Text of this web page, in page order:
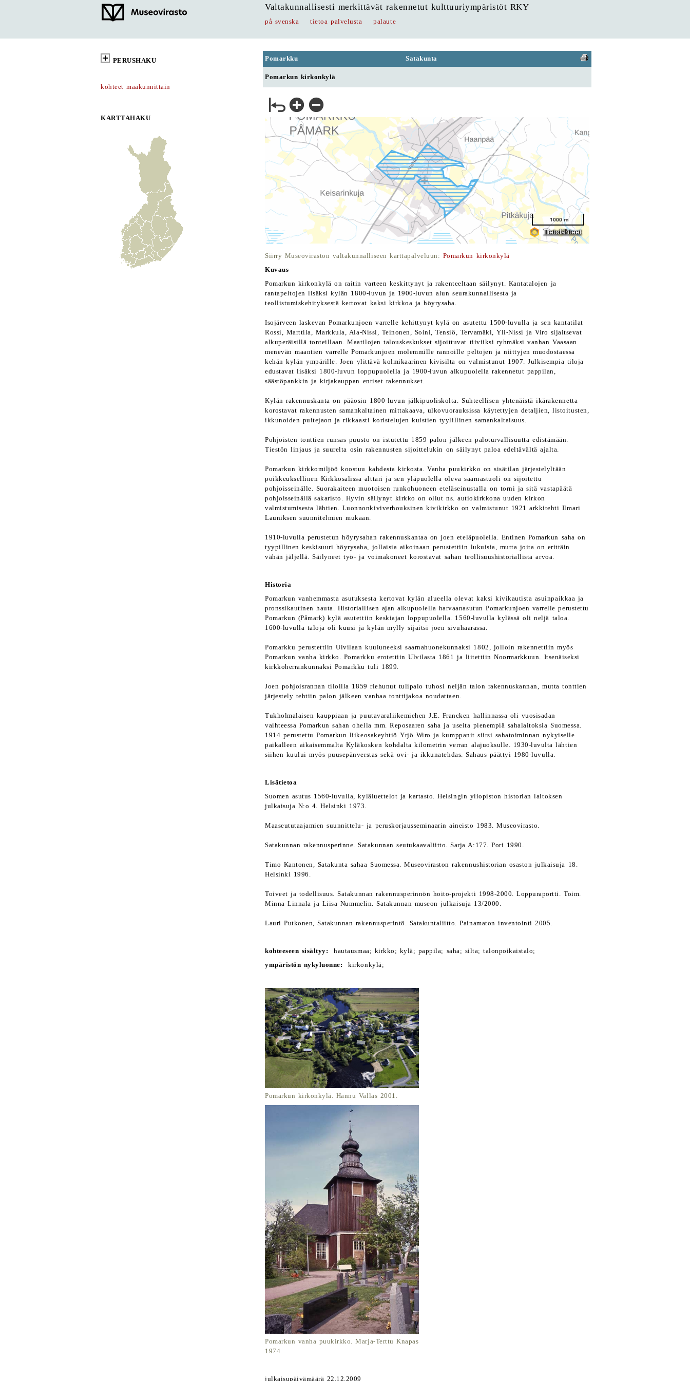
Valtakunnallisesti merkittävät rakennetut kulttuuriympäristöt RKY
på svenska tietoa palvelusta palaute
PERUSHAKU
kohteet maakunnittain
KARTTAHAKU
Pomarkku Satakunta
Pomarkun kirkonkylä
Siirry Museoviraston valtakunnalliseen karttapalveluun: Pomarkun kirkonkylä
Kuvaus
Pomarkun kirkonkylä on raitin varteen keskittynyt ja rakenteeltaan säilynyt. Kantatalojen ja
rantapeltojen lisäksi kylän 1800-luvun ja 1900-luvun alun seurakunnallisesta ja
teollistumiskehityksestä kertovat kaksi kirkkoa ja höyrysaha.
Isojärveen laskevan Pomarkunjoen varrelle kehittynyt kylä on asutettu 1500-luvulla ja sen kantatilat
Rossi, Marttila, Markkula, Ala-Nissi, Teinonen, Soini, Tensiö, Tervamäki, Yli-Nissi ja Viro sijaitsevat
alkuperäisillä tonteillaan. Maatilojen talouskeskukset sijoittuvat tiiviiksi ryhmäksi vanhan Vaasaan
menevän maantien varrelle Pomarkunjoen molemmille rannoille peltojen ja niittyjen muodostaessa
kehän kylän ympärille. Joen ylittävä kolmikaarinen kivisilta on valmistunut 1907. Julkisempia tiloja
edustavat lisäksi 1800-luvun loppupuolella ja 1900-luvun alkupuolella rakennetut pappilan,
säästöpankkin ja kirjakauppan entiset rakennukset.
Kylän rakennuskanta on pääosin 1800-luvun jälkipuoliskolta. Suhteellisen yhtenäistä ikärakennetta
korostavat rakennusten samankaltainen mittakaava, ulkovuorauksissa käytettyjen detaljien, listoitusten,
ikkunoiden puitejaon ja rikkaasti koristelujen kuistien tyylillinen samankaltaisuus.
Pohjoisten tonttien runsas puusto on istutettu 1859 palon jälkeen paloturvallisuutta edistämään.
Tiestön linjaus ja suurelta osin rakennusten sijoittelukin on säilynyt paloa edeltävältä ajalta.
Pomarkun kirkkomiljöö koostuu kahdesta kirkosta. Vanha puukirkko on sisätilan järjestelyltään
poikkeuksellinen Kirkkosalissa alttari ja sen yläpuolella oleva saarnastuoli on sijoitettu
pohjoisseinälle. Suorakaiteen muotoisen runkohuoneen eteläseinustalla on torni ja sitä vastapäätä
pohjoisseinällä sakaristo. Hyvin säilynyt kirkko on ollut ns. autiokirkkona uuden kirkon
valmistumisesta lähtien. Luonnonkiviverhouksinen kivikirkko on valmistunut 1921 arkkitehti Ilmari
Launiksen suunnitelmien mukaan.
1910-luvulla perustetun höyrysahan rakennuskantaa on joen eteläpuolella. Entinen Pomarkun saha on
tyypillinen keskisuuri höyrysaha, jollaisia aikoinaan perustettiin lukuisia, mutta joita on erittäin
vähän jäljellä. Säilyneet työ- ja voimakoneet korostavat sahan teollisuushistoriallista arvoa.
Historia
Pomarkun vanhemmasta asutuksesta kertovat kylän alueella olevat kaksi kivikautista asuinpaikkaa ja
pronssikautinen hauta. Historiallisen ajan alkupuolella harvaanasutun Pomarkunjoen varrelle perustettu
Pomarkun (Påmark) kylä asutettiin keskiajan loppupuolella. 1560-luvulla kylässä oli neljä taloa.
1600-luvulla taloja oli kuusi ja kylän mylly sijaitsi joen sivuhaarassa.
Pomarkku perustettiin Ulvilaan kuuluneeksi saarnahuonekunnaksi 1802, jolloin rakennettiin myös
Pomarkun vanha kirkko. Pomarkku erotettiin Ulvilasta 1861 ja liitettiin Noormarkkuun. Itsenäiseksi
kirkkoherrankunnaksi Pomarkku tuli 1899.
Joen pohjoisrannan tiloilla 1859 riehunut tulipalo tuhosi neljän talon rakennuskannan, mutta tonttien
järjestely tehtiin palon jälkeen vanhaa tonttijakoa noudattaen.
Tukholmalaisen kauppiaan ja puutavaraliikemiehen J.E. Francken hallinnassa oli vuosisadan
vaihteessa Pomarkun sahan ohella mm. Reposaaren saha ja useita pienempiä sahalaitoksia Suomessa.
1914 perustettu Pomarkun liikeosakeyhtiö Yrjö Wiro ja kumppanit siirsi sahatoiminnan nykyiselle
paikalleen aikaisemmalta Kyläkosken kohdalta kilometrin verran alajuoksulle. 1930-luvulta lähtien
siihen kuului myös puusepänverstas sekä ovi- ja ikkunatehdas. Sahaus päättyi 1980-luvulla.
Lisätietoa
Suomen asutus 1560-luvulla, kyläluettelot ja kartasto. Helsingin yliopiston historian laitoksen
julkaisuja N:o 4. Helsinki 1973.
Maaseututaajamien suunnittelu- ja peruskorjausseminaarin aineisto 1983. Museovirasto.
Satakunnan rakennusperinne. Satakunnan seutukaavaliitto. Sarja A:177. Pori 1990.
Timo Kantonen, Satakunta sahaa Suomessa. Museoviraston rakennushistorian osaston julkaisuja 18.
Helsinki 1996.
Toiveet ja todellisuus. Satakunnan rakennusperinnön hoito-projekti 1998-2000. Loppuraportti. Toim.
Minna Linnala ja Liisa Nummelin. Satakunnan museon julkaisuja 13/2000.
Lauri Putkonen, Satakunnan rakennusperintö. Satakuntaliitto. Painamaton inventointi 2005.
kohteeseen sisältyy: hautausmaa; kirkko; kylä; pappila; saha; silta; talonpoikaistalo;
ympäristön nykyluonne: kirkonkylä;
Pomarkun kirkonkylä. Hannu Vallas 2001.
Pomarkun vanha puukirkko. Marja-Terttu Knapas
1974.
julkaisupäivämäärä 22.12.2009